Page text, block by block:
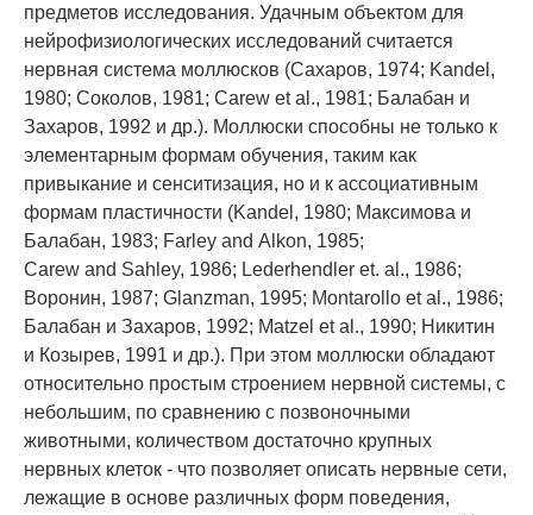
предметов исследования. Удачным объектом для
нейрофизиологических исследований считается
нервная система моллюсков (Сахаров, 1974; Kandel,
1980; Соколов, 1981; Carew et al., 1981; Балабан и
Захаров, 1992 и др.). Моллюски способны не только к
элементарным формам обучения, таким как
привыкание и сенситизация, но и к ассоциативным
формам пластичности (Kandel, 1980; Максимова и
Балабан, 1983; Farley and Alkon, 1985;
Carew and Sahley, 1986; Lederhendler et. al., 1986;
Воронин, 1987; Glanzman, 1995; Montarollo et al., 1986;
Балабан и Захаров, 1992; Matzel et al., 1990; Никитин
и Козырев, 1991 и др.). При этом моллюски обладают
относительно простым строением нервной системы, с
небольшим, по сравнению с позвоночными
животными, количеством достаточно крупных
нервных клеток - что позволяет описать нервные сети,
лежащие в основе различных форм поведения,